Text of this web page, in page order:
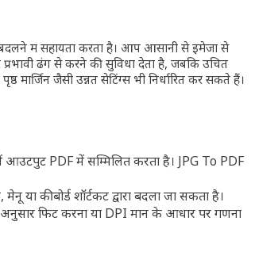
बदलने में सहायता करता है। आप आसानी से इमेजों से
ढंग से करने की सुविधा देता है, जबकि उचित
जैसी उन्नत सेटिंग्स भी निर्धारित कर सकते हैं।
आउटपुट PDF में सम्मिलित करता है। JPG To PDF
कीबोर्ड शॉर्टकट द्वारा बदला जा सकता है।
फिट करना या DPI मान के आधार पर गणना